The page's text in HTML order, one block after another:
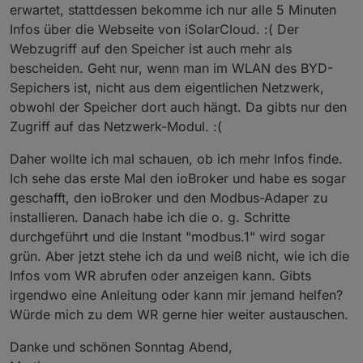
erwartet, stattdessen bekomme ich nur alle 5 Minuten
Infos über die Webseite von iSolarCloud. :( Der
Webzugriff auf den Speicher ist auch mehr als
bescheiden. Geht nur, wenn man im WLAN des BYD-
Sepichers ist, nicht aus dem eigentlichen Netzwerk,
obwohl der Speicher dort auch hängt. Da gibts nur den
Zugriff auf das Netzwerk-Modul. :(
Daher wollte ich mal schauen, ob ich mehr Infos finde.
Ich sehe das erste Mal den ioBroker und habe es sogar
geschafft, den ioBroker und den Modbus-Adaper zu
installieren. Danach habe ich die o. g. Schritte
durchgeführt und die Instant "modbus.1" wird sogar
grün. Aber jetzt stehe ich da und weiß nicht, wie ich die
Infos vom WR abrufen oder anzeigen kann. Gibts
irgendwo eine Anleitung oder kann mir jemand helfen?
Würde mich zu dem WR gerne hier weiter austauschen.
Danke und schönen Sonntag Abend,